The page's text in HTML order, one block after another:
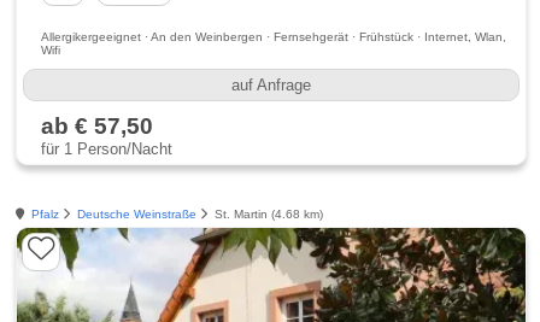
Allergikergeeignet · An den Weinbergen · Fernsehgerät · Frühstück · Internet, Wlan,
Wifi
auf Anfrage
ab € 57,50
für 1 Person/Nacht
Pfalz Deutsche Weinstraße St. Martin (4.68 km)